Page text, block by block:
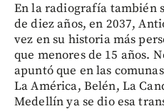
En la radiografía también
de diez años, en 2037,
vez en su historia más
que menores de 15 años.
apuntó que en las
La América, Belén, La
Medellín ya se dio esa